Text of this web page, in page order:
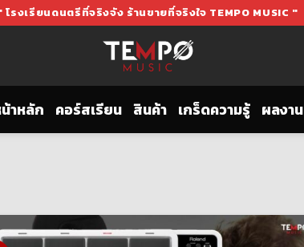
โรงเรียนดนตรีที่จริงจัง ร้านขายที่จริงใจ TEMPO MUSIC "
าหลัก คอร์สเรียน สินค้า เกร็ดความรู้ ผลงาน